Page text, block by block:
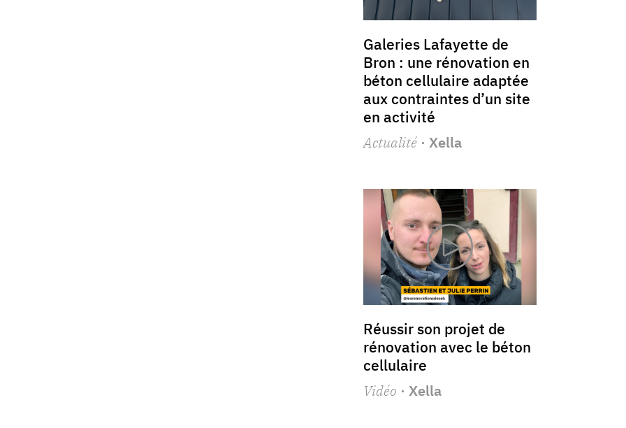
Galeries Lafayette de
Bron : une rénovation en
béton cellulaire adaptée
aux contraintes d’un site
en activité
Actualité· Xella
Réussir son projet de
rénovation avec le béton
cellulaire
Vidéo · Xella